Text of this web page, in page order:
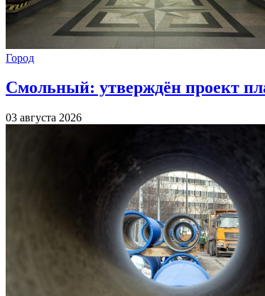
Город
Смольный: утверждён проект
03 августа 2026